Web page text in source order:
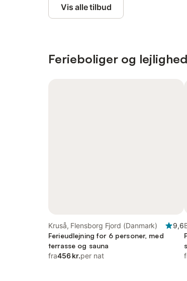
Vis alle tilbud
Ferieboliger og
Kruså, Flensborg Fjord (Danmark)
9,6
Ferieudlejning for 6 personer, med
terrasse og sauna
fra456 kr.per nat